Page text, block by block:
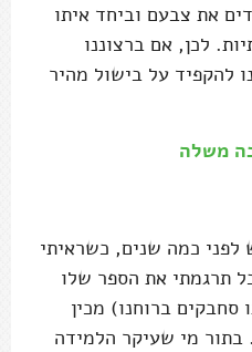
את צבעם וביחד איתו
לכן, אם ברצוננו
להקפיד על בישול מהיר
משלה
כמה שנים, כשראיתי
תרגמתי את הספר שלו
סחבקים ברוחנו) מכין
. בתור מי שעיקר הלמידה